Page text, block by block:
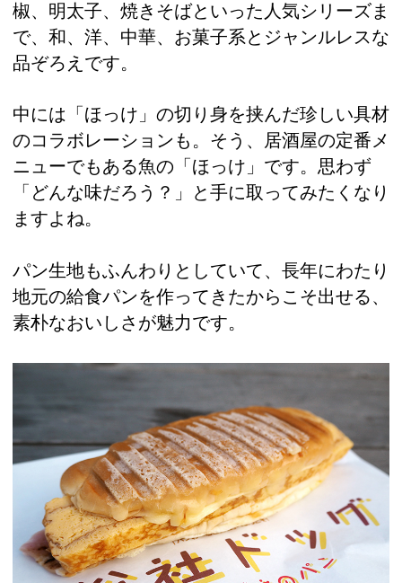
椒、明太子、焼きそばといった人気シリーズま
で、和、洋、中華、お菓子系とジャンルレスな
品ぞろえです。
中には「ほっけ」の切り身を挟んだ珍しい具材
のコラボレーションも。そう、居酒屋の定番メ
ニューでもある魚の「ほっけ」です。思わず
「どんな味だろう？」と手に取ってみたくなり
ますよね。
パン生地もふんわりとしていて、長年にわたり
地元の給食パンを作ってきたからこそ出せる、
素朴なおいしさが魅力です。